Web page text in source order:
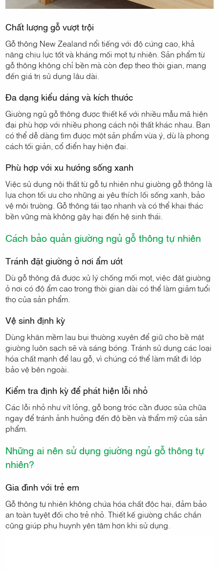
Chất lượng gỗ vượt trội
Gỗ thông New Zealand nổi tiếng với độ cứng cao, khả
năng chịu lực tốt và kháng mối mọt tự nhiên. Sản phẩm từ
gỗ thông không chỉ bền mà còn đẹp theo thời gian, mang
đến giá trị sử dụng lâu dài.
Đa dạng kiểu dáng và kích thước
Giường ngủ gỗ thông được thiết kế với nhiều mẫu mã hiện
đại phù hợp với nhiều phong cách nội thất khác nhau. Bạn
có thể dễ dàng tìm được một sản phẩm vừa ý, dù là phong
cách tối giản, cổ điển hay hiện đại.
Phù hợp với xu hướng sống xanh
Việc sử dụng nội thất từ gỗ tự nhiên như giường gỗ thông là
lựa chọn tối ưu cho những ai yêu thích lối sống xanh, bảo
vệ môi trường. Gỗ thông tái tạo nhanh và có thể khai thác
bền vững mà không gây hại đến hệ sinh thái.
Cách bảo quản giường ngủ gỗ thông tự nhiên
Tránh đặt giường ở nơi ẩm ướt
Dù gỗ thông đã được xử lý chống mối mọt, việc đặt giường
ở nơi có độ ẩm cao trong thời gian dài có thể làm giảm tuổi
thọ của sản phẩm.
Vệ sinh định kỳ
Dùng khăn mềm lau bụi thường xuyên để giữ cho bề mặt
giường luôn sạch sẽ và sáng bóng. Tránh sử dụng các loại
hóa chất mạnh để lau gỗ, vì chúng có thể làm mất đi lớp
bảo vệ bên ngoài.
Kiểm tra định kỳ để phát hiện lỗi nhỏ
Các lỗi nhỏ như vít lỏng, gỗ bong tróc cần được sửa chữa
ngay để tránh ảnh hưởng đến độ bền và thẩm mỹ của sản
phẩm.
Những ai nên sử dụng giường ngủ gỗ thông tự
nhiên?
Gia đình với trẻ em
Gỗ thông tự nhiên không chứa hóa chất độc hại, đảm bảo
an toàn tuyệt đối cho trẻ nhỏ. Thiết kế giường chắc chắn
cũng giúp phụ huynh yên tâm hơn khi sử dụng.